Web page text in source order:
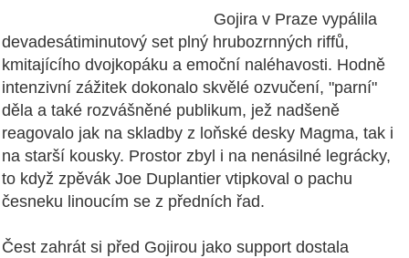
Gojira v Praze vypálila
devadesátiminutový set plný hrubozrnných riffů,
kmitajícího dvojkopáku a emoční naléhavosti. Hodně
intenzivní zážitek dokonalo skvělé ozvučení, "parní"
děla a také rozvášněné publikum, jež nadšeně
reagovalo jak na skladby z loňské desky Magma, tak i
na starší kousky. Prostor zbyl i na nenásilné legrácky,
to když zpěvák Joe Duplantier vtipkoval o pachu
česneku linoucím se z předních řad.
Čest zahrát si před Gojirou jako support dostala